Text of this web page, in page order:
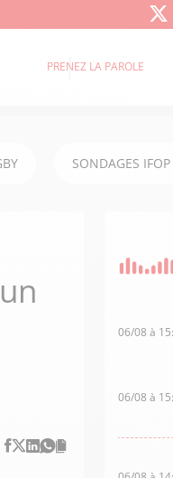
PRENEZ LA PAROLE
SONDAGES
06/08 à
06/08 à